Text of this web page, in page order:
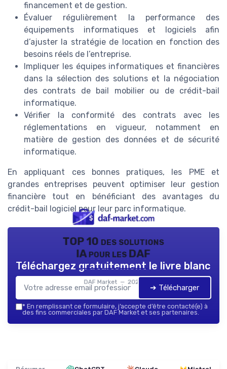
financement et de gestion.
Évaluer régulièrement la performance des
équipements informatiques et logiciels afin
d’ajuster la stratégie de location en fonction des
besoins réels de l’entreprise.
Impliquer les équipes informatiques et financières
dans la sélection des solutions et la négociation
des contrats de bail mobilier ou de crédit-bail
informatique.
Vérifier la conformité des contrats avec les
réglementations en vigueur, notamment en
matière de gestion des données et de sécurité
informatique.
En appliquant ces bonnes pratiques, les PME et
grandes entreprises peuvent optimiser leur gestion
financière tout en bénéficiant des avantages du
crédit-bail logiciel pour leur parc informatique.
TOP 10 des solutions
IA pour les DAF
DAF Market — 2026
Téléchargez gratuitement le livre blanc
➔ Télécharger
* En remplissant ce formulaire, j’accepte d’être contacté(e) à
des fins commerciales par DAF Market et ses partenaires.